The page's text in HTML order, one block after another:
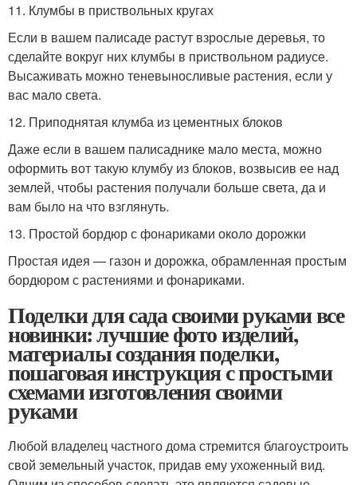
11. Клумбы в приствольных кругах
Если в вашем палисаде растут взрослые деревья, то
сделайте вокруг них клумбы в приствольном радиусе.
Высаживать можно теневыносливые растения, если у
вас мало света.
12. Приподнятая клумба из цементных блоков
Даже если в вашем палисаднике мало места, можно
оформить вот такую клумбу из блоков, возвысив ее над
землей, чтобы растения получали больше света, да и
вам было на что взглянуть.
13. Простой бордюр с фонариками около дорожки
Простая идея — газон и дорожка, обрамленная простым
бордюром с растениями и фонариками.
Поделки для сада своими руками все
новинки: лучшие фото изделий,
материалы создания поделки,
пошаговая инструкция с простыми
схемами изготовления своими
руками
Любой владелец частного дома стремится благоустроить
свой земельный участок, придав ему ухоженный вид.